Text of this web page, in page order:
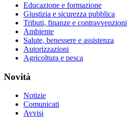
Educazione e formazione
Giustizia e sicurezza pubblica
Tributi, finanze e contravvenzioni
Ambiente
Salute, benessere e assistenza
Autorizzazioni
Agricoltura e pesca
Novità
Notizie
Comunicati
Avvisi